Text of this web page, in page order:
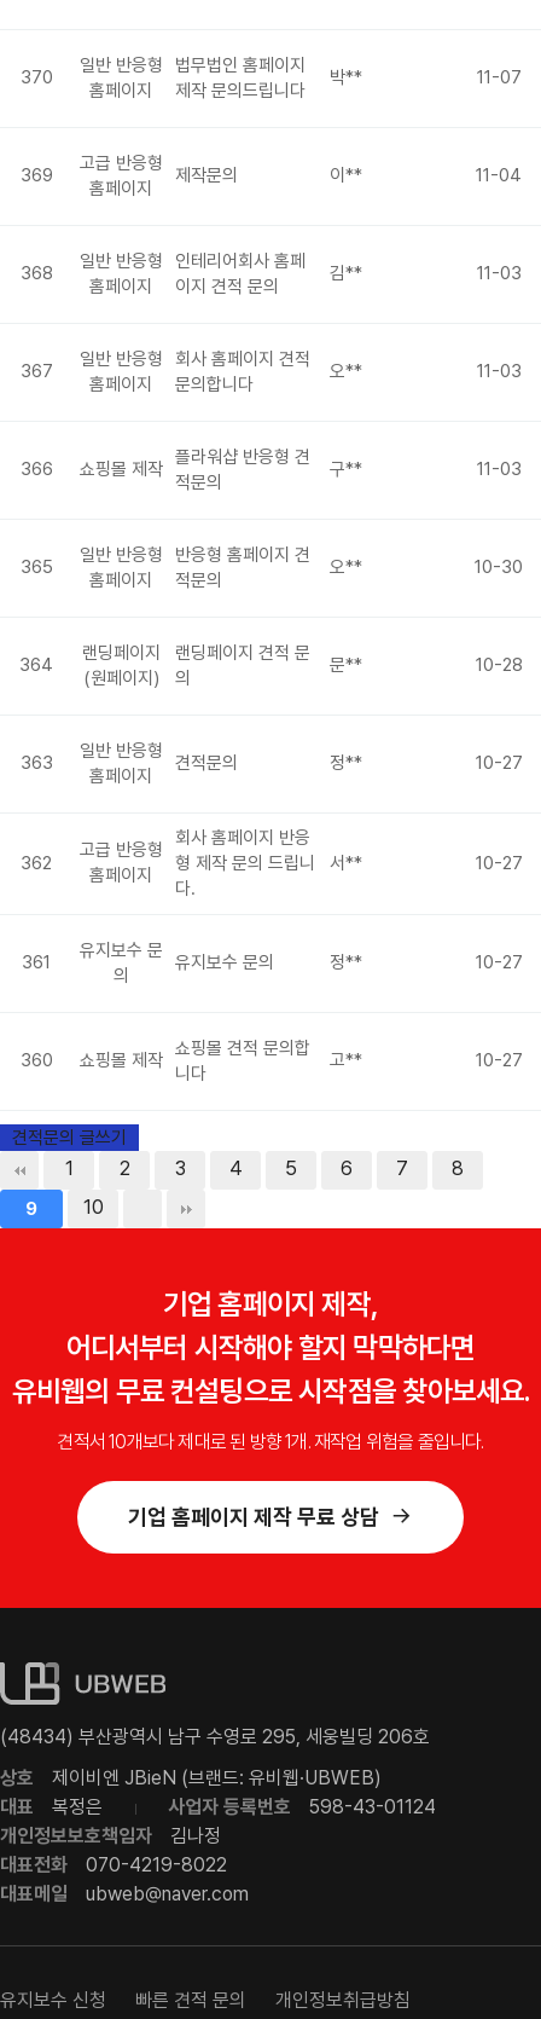
370
일반 반응형
홈페이지
법무법인 홈페이지
제작 문의드립니다
박** 11-07
369
고급 반응형
홈페이지
제작문의 이** 11-04
368
일반 반응형
홈페이지
인테리어회사 홈페
이지 견적 문의
김** 11-03
367
일반 반응형
홈페이지
회사 홈페이지 견적
문의합니다
오** 11-03
366 쇼핑몰 제작
플라워샵 반응형 견
적문의
구** 11-03
365
일반 반응형
홈페이지
반응형 홈페이지 견
적문의
오** 10-30
364
랜딩페이지
(원페이지)
랜딩페이지 견적 문
의
문** 10-28
363
일반 반응형
홈페이지
견적문의 정** 10-27
362
고급 반응형
홈페이지
회사 홈페이지 반응
형 제작 문의 드립니
다.
서** 10-27
361
유지보수 문
의
유지보수 문의 정** 10-27
360 쇼핑몰 제작
쇼핑몰 견적 문의합
니다
고** 10-27
견적문의 글쓰기
1 2 3 4 5 6 7 8
9 10
기업 홈페이지 제작,
어디서부터 시작해야 할지 막막하다면
유비웹의 무료 컨설팅으로 시작점을 찾아보세요.
견적서 10개보다 제대로 된 방향 1개. 재작업 위험을 줄입니다.
기업 홈페이지 제작 무료 상담
(48434) 부산광역시 남구 수영로 295, 세웅빌딩 206호
상호
제이비엔 JBieN (브랜드: 유비웹·UBWEB)
대표
복정은 사업자 등록번호
598-43-01124
개인정보보호책임자
김나정
대표전화
070-4219-8022
대표메일
ubweb@naver.com
유지보수 신청 빠른 견적 문의 개인정보취급방침